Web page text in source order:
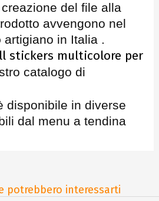
del file alla
avvengono nel
artigiano in Italia .
stickers multicolore per
catalogo di
disponibile in diverse
dal menu a tendina
potrebbero interessarti